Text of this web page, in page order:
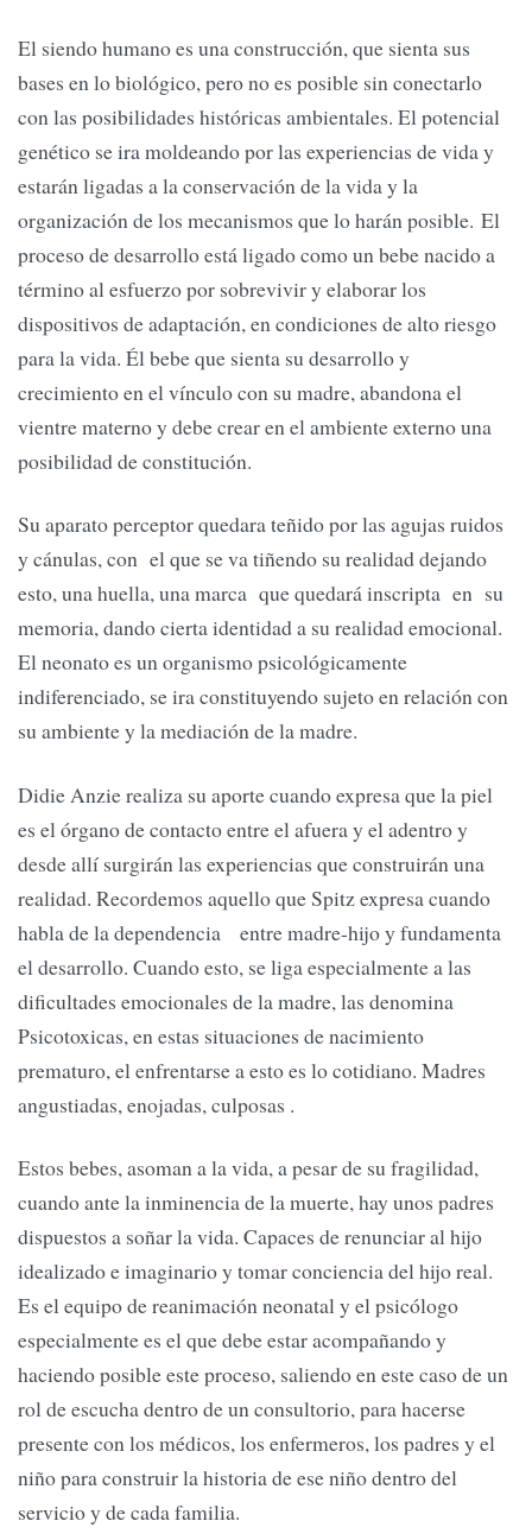
El siendo humano es una construcción, que sienta sus
bases en lo biológico, pero no es posible sin conectarlo
con las posibilidades históricas ambientales. El potencial
genético se ira moldeando por las experiencias de vida y
estarán ligadas a la conservación de la vida y la
organización de los mecanismos que lo harán posible. El
proceso de desarrollo está ligado como un bebe nacido a
término al esfuerzo por sobrevivir y elaborar los
dispositivos de adaptación, en condiciones de alto riesgo
para la vida. Él bebe que sienta su desarrollo y
crecimiento en el vínculo con su madre, abandona el
vientre materno y debe crear en el ambiente externo una
posibilidad de constitución.
Su aparato perceptor quedara teñido por las agujas ruidos
y cánulas, con el que se va tiñendo su realidad dejando
esto, una huella, una marca que quedará inscripta en su
memoria, dando cierta identidad a su realidad emocional.
El neonato es un organismo psicológicamente
indiferenciado, se ira constituyendo sujeto en relación con
su ambiente y la mediación de la madre.
Didie Anzie realiza su aporte cuando expresa que la piel
es el órgano de contacto entre el afuera y el adentro y
desde allí surgirán las experiencias que construirán una
realidad. Recordemos aquello que Spitz expresa cuando
habla de la dependencia entre madre-hijo y fundamenta
el desarrollo. Cuando esto, se liga especialmente a las
dificultades emocionales de la madre, las denomina
Psicotoxicas, en estas situaciones de nacimiento
prematuro, el enfrentarse a esto es lo cotidiano. Madres
angustiadas, enojadas, culposas .
Estos bebes, asoman a la vida, a pesar de su fragilidad,
cuando ante la inminencia de la muerte, hay unos padres
dispuestos a soñar la vida. Capaces de renunciar al hijo
idealizado e imaginario y tomar conciencia del hijo real.
Es el equipo de reanimación neonatal y el psicólogo
especialmente es el que debe estar acompañando y
haciendo posible este proceso, saliendo en este caso de un
rol de escucha dentro de un consultorio, para hacerse
presente con los médicos, los enfermeros, los padres y el
niño para construir la historia de ese niño dentro del
servicio y de cada familia.